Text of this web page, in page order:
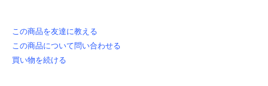
この商品を友達に教える
この商品について問い合わせる
買い物を続ける